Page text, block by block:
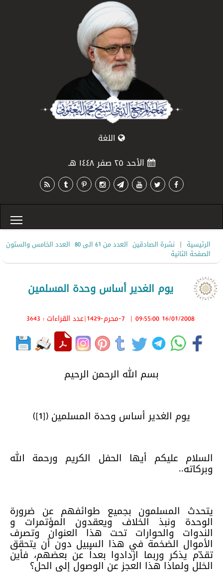
اللغة
الأحد ٢٥ صفر ١٤٤٨ هـ
الرئيسية | نشرة الصادقين العدد من 61 الى 80 العدد الخامس والستون
الصفحة الثانية
يوم الغدير أساس وحدة المسلمين
16/01/2008 09:55:00
| 7-محرم-1429 |عدد القراءات : 3643
بسم الله الرحمن الرحيم
يوم الغدير أساس وحدة المسلمين ([1])
السلام عليكم أيها الحفل الكريم ورحمة الله
وبركاته..
يتحدث المسلمون بجميع طوائفهم عن ضرورة
الوحدة ونبذ الخلاف ويعقدون المؤتمرات و
الندوات والحوارات تحت هذا العنوان وتصرف
الأموال الضخمة في هذا السبيل دون أن يتحقق
تقدّم يذكر وربما ازدادوا بعداً عن بعضهم، فأين
الخلل ولماذا هذا العجز عن الوصول إلى الحل؟